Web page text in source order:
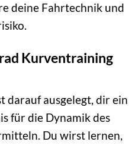
deine Fahrtechnik und
Kurventraining
darauf ausgelegt, dir ein
für die Dynamik des
Du wirst lernen,